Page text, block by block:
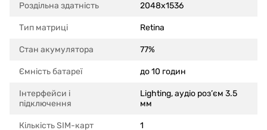
Роздільна здатність 2048x1536
Тип матриці Retina
Стан акумулятора 77%
Ємність батареї до 10 годин
Інтерфейси і
підключення
Lighting, аудіо роз’єм 3.5
мм
Кількість SIM-карт 1